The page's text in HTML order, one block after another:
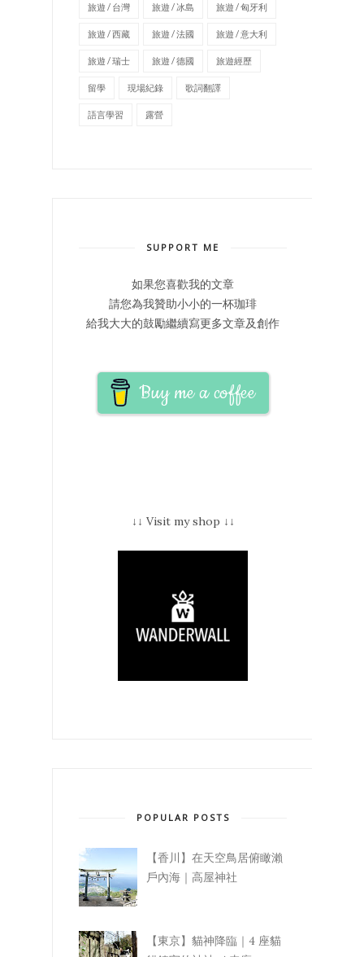
旅遊 / 台灣 旅遊 / 冰島 旅遊 / 匈牙利
旅遊 / 西藏 旅遊 / 法國 旅遊 / 意大利
旅遊 / 瑞士 旅遊 / 德國 旅遊經歷
留學 現場紀錄 歌詞翻譯
語言學習 露營
SUPPORT ME
如果您喜歡我的文章
請您為我贊助小小的一杯珈琲
給我大大的鼓勵繼續寫更多文章及創作
Buy me a coffee
↓↓ Visit my shop ↓↓
POPULAR POSTS
【香川】在天空鳥居俯瞰瀨
戶內海｜高屋神社
【東京】貓神降臨｜4 座貓